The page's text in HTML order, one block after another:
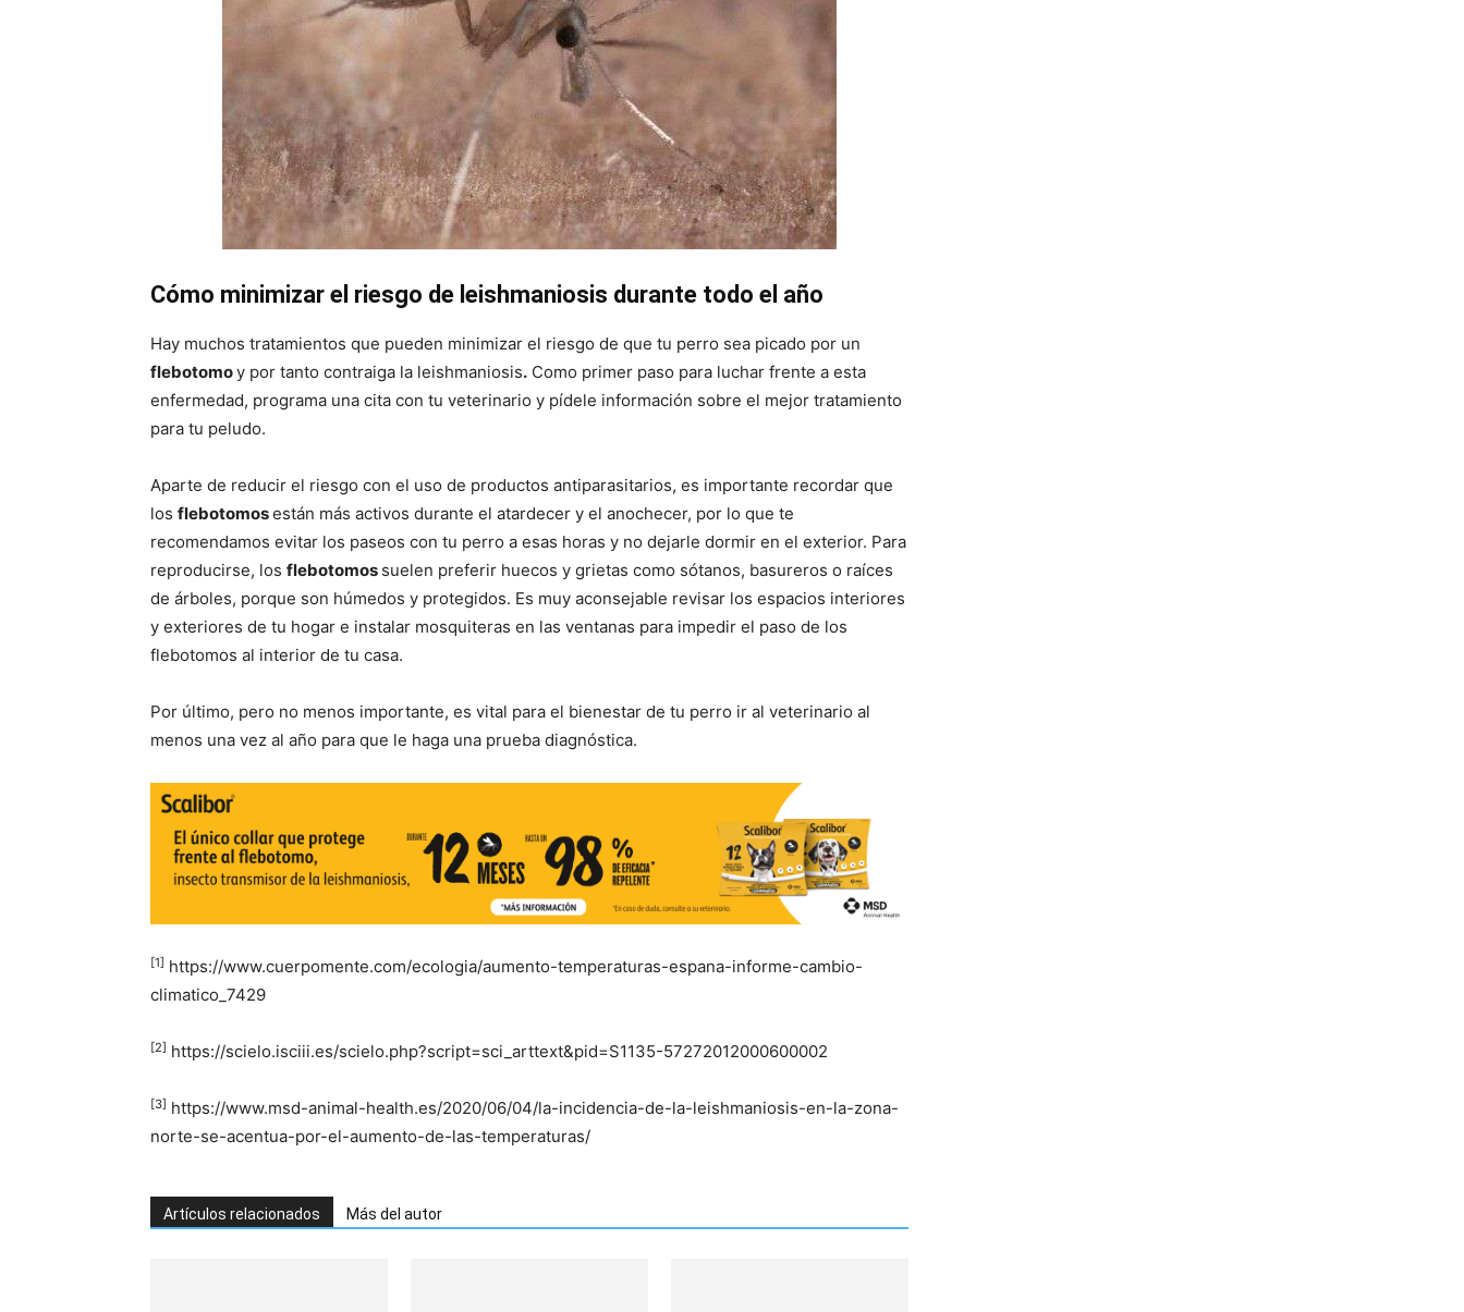
Cómo minimizar el riesgo de leishmaniosis durante todo el año
Hay muchos tratamientos que pueden minimizar el riesgo de que tu perro sea picado por un
flebotomoy por tanto contraiga la leishmaniosis. Como primer paso para luchar frente a esta
enfermedad, programa una cita con tu veterinario y pídele información sobre el mejor tratamiento
para tu peludo.
Aparte de reducir el riesgo con el uso de productos antiparasitarios, es importante recordar que
los flebotomosestán más activos durante el atardecer y el anochecer, por lo que te
recomendamos evitar los paseos con tu perro a esas horas y no dejarle dormir en el exterior. Para
reproducirse, los flebotomos suelen preferir huecos y grietas como sótanos, basureros o raíces
de árboles, porque son húmedos y protegidos. Es muy aconsejable revisar los espacios interiores
y exteriores de tu hogar e instalar mosquiteras en las ventanas para impedir el paso de los
flebotomos al interior de tu casa.
Por último, pero no menos importante, es vital para el bienestar de tu perro ir al veterinario al
menos una vez al año para que le haga una prueba diagnóstica.
[1] https://www.cuerpomente.com/ecologia/aumento-temperaturas-espana-informe-cambio-
climatico_7429
[2] https://scielo.isciii.es/scielo.php?script=sci_arttext&pid=S1135-57272012000600002
[3] https://www.msd-animal-health.es/2020/06/04/la-incidencia-de-la-leishmaniosis-en-la-zona-
norte-se-acentua-por-el-aumento-de-las-temperaturas/
Artículos relacionados Más del autor